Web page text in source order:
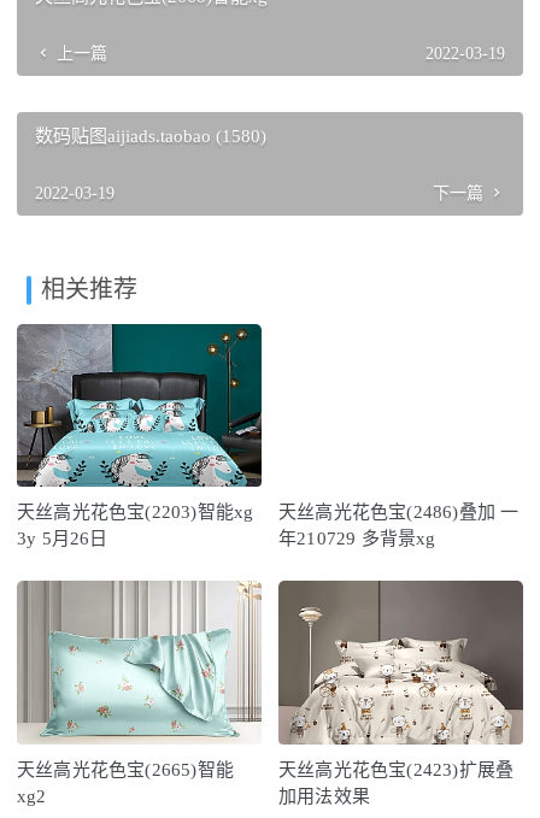
上一篇 2022-03-19
数码贴图aijiads.taobao (1580)
2022-03-19 下一篇
相关推荐
天丝高光花色宝(2203)智能xg
3y 5月26日
天丝高光花色宝(2486)叠加 一
年210729 多背景xg
天丝高光花色宝(2665)智能
xg2
天丝高光花色宝(2423)扩展叠
加用法效果